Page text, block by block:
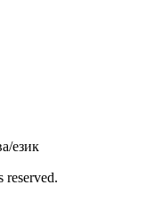
език
reserved.